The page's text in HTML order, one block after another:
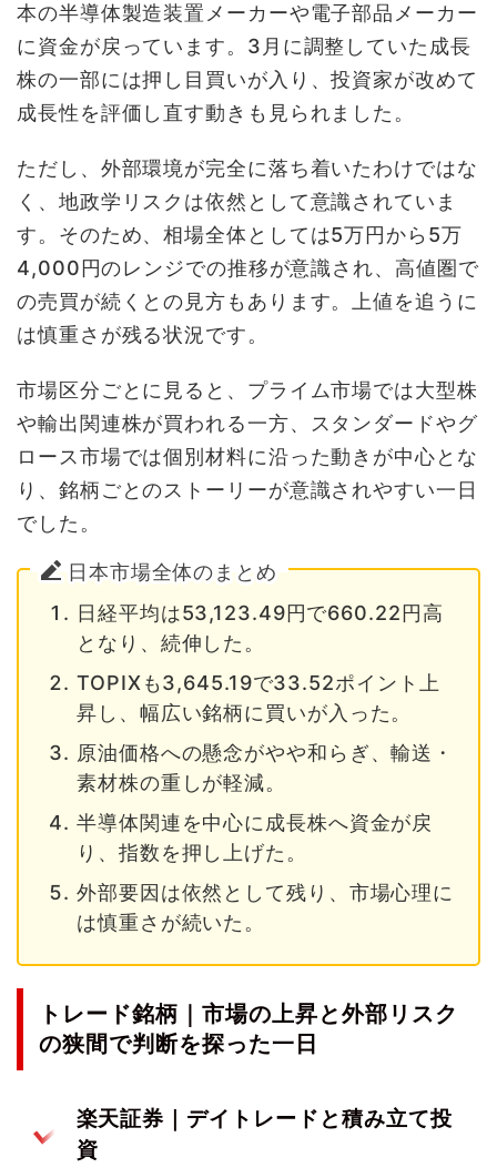
本の半導体製造装置メーカーや電子部品メーカー
に資金が戻っています。3月に調整していた成長
株の一部には押し目買いが入り、投資家が改めて
成長性を評価し直す動きも見られました。
ただし、外部環境が完全に落ち着いたわけではな
く、地政学リスクは依然として意識されていま
す。そのため、相場全体としては5万円から5万
4,000円のレンジでの推移が意識され、高値圏で
の売買が続くとの見方もあります。上値を追うに
は慎重さが残る状況です。
市場区分ごとに見ると、プライム市場では大型株
や輸出関連株が買われる一方、スタンダードやグ
ロース市場では個別材料に沿った動きが中心とな
り、銘柄ごとのストーリーが意識されやすい一日
でした。
日本市場全体のまとめ
日経平均は53,123.49円で660.22円高
となり、続伸した。
TOPIXも3,645.19で33.52ポイント上
昇し、幅広い銘柄に買いが入った。
原油価格への懸念がやや和らぎ、輸送・
素材株の重しが軽減。
半導体関連を中心に成長株へ資金が戻
り、指数を押し上げた。
外部要因は依然として残り、市場心理に
は慎重さが続いた。
トレード銘柄｜市場の上昇と外部リスク
の狭間で判断を探った一日
楽天証券｜デイトレードと積み立て投
資